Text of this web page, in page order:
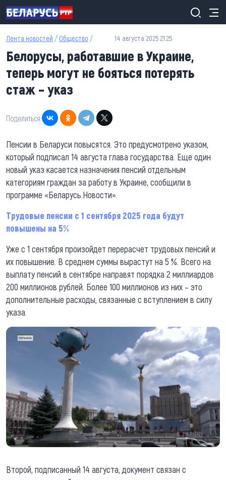
Перейти к основному содержанию
Лента новостей / Общество / 14 августа 2025 21:25
Белорусы, работавшие в Украине,
теперь могут не бояться потерять
стаж – указ
Поделиться:
Пенсии в Беларуси повысятся. Это предусмотрено указом,
который подписал 14 августа глава государства. Еще один
новый указ касается назначения пенсий отдельным
категориям граждан за работу в Украине, сообщили в
программе «Беларусь.Новости».
Трудовые пенсии с 1 сентября 2025 года будут
повышены на 5%
Уже с 1 сентября произойдет перерасчет трудовых пенсий и
их повышение. В среднем суммы вырастут на 5 %. Всего на
выплату пенсий в сентябре направят порядка 2 миллиардов
200 миллионов рублей. Более 100 миллионов из них – это
дополнительные расходы, связанные с вступлением в силу
указа.
Второй, подписанный 14 августа, документ связан с